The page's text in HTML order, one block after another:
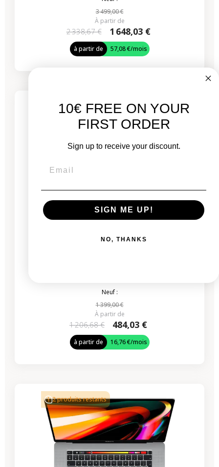
3 499,00 €
À partir de
2 338,67 € 1 648,03 €
à partir de 57,08 €/mois
3 produits restants
Neuf :
1 399,00 €
À partir de
1 206,68 € 484,03 €
à partir de 16,76 €/mois
2 produits restants
10€ FREE ON YOUR
FIRST ORDER
Sign up to receive your discount.
SIGN ME UP!
NO, THANKS